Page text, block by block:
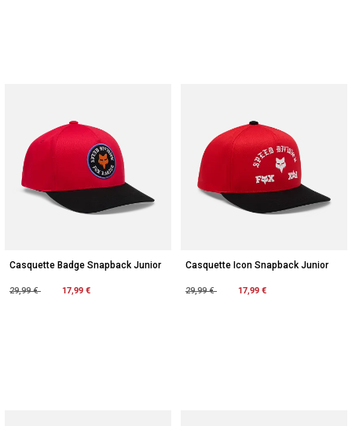
Casquette Badge Snapback Junior
Price reduced from
29,99 €to 17,99 €
Casquette Icon Snapback Junior
Price reduced from
29,99 €to 17,99 €